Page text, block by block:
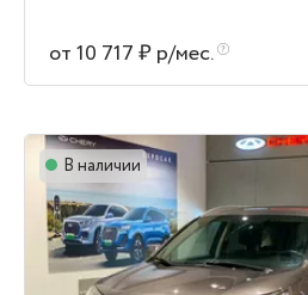
от 10 717 ₽ р/мес.
В наличии